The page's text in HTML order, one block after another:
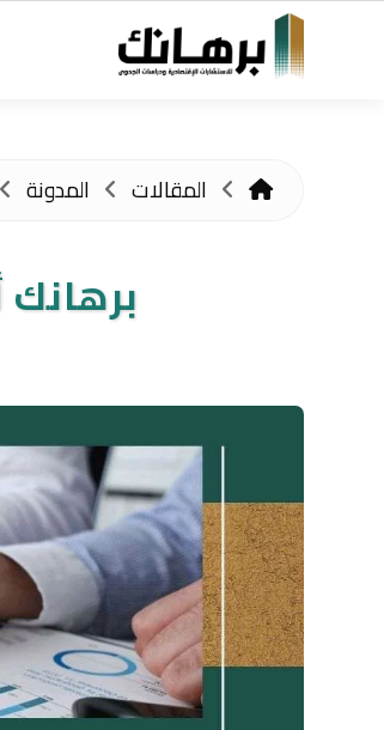
المقالات المدونة